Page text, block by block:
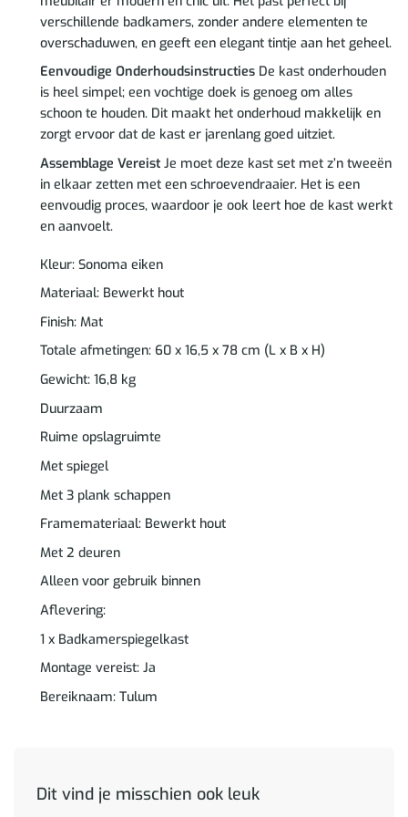
verschillende badkamers, zonder andere elementen te
overschaduwen, en geeft een elegant tintje aan het geheel.
Eenvoudige OnderhoudsinstructiesDe kast onderhouden
is heel simpel; een vochtige doek is genoeg om alles
schoon te houden. Dit maakt het onderhoud makkelijk en
zorgt ervoor dat de kast er jarenlang goed uitziet.
Assemblage VereistJe moet deze kast set met z’n tweeën
in elkaar zetten met een schroevendraaier. Het is een
eenvoudig proces, waardoor je ook leert hoe de kast werkt
en aanvoelt.
Kleur: Sonoma eiken
Materiaal: Bewerkt hout
Finish: Mat
Totale afmetingen: 60 x 16,5 x 78 cm (L x B x H)
Gewicht: 16,8 kg
Duurzaam
Ruime opslagruimte
Met spiegel
Met 3 plank schappen
Framemateriaal: Bewerkt hout
Met 2 deuren
Alleen voor gebruik binnen
Aflevering:
1 x Badkamerspiegelkast
Montage vereist: Ja
Bereiknaam: Tulum
Dit vind je misschien ook leuk